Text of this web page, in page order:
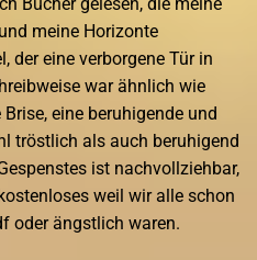
meine Horizonte
der eine verborgene Tür in
war ähnlich wie
eine beruhigende und
tröstlich als auch beruhigend
ist nachvollziehbar,
weil wir alle schon
oder ängstlich waren.